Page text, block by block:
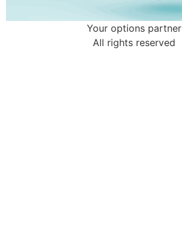
Your options partner
All rights reserved